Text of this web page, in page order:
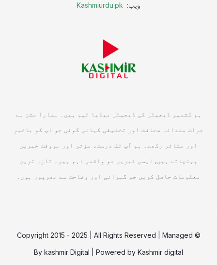
ویب: Kashmiurdu.pk
ہم کشمیر ڈیجیٹل کی ڈیجیٹل میڈیا ٹیم ہیں۔ ہمارا مشن ہے
جرات مندانہ صحافت اور تخلیقی کہانی گوئی جو آپ کو باخبر
اور متاثر رکھے۔ ہم آپ تک درست، مؤثر اور بروقت خبریں
پہنچاتے ہیں, ایسی خبریں جو واقعی اہم ہیں۔ تازہ ترین
معلومات حاصل کریں جو گہرائی اور وضاحت سے بھرپور ہوں۔
© Copyright 2015 - 2025 | All Rights Reserved | Managed
By kashmir Digital | Powered by Kashmir digital